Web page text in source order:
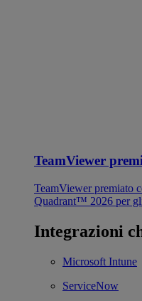
TeamViewer
TeamViewer premiato
Quadrant™ 2026 per
Integrazioni
Microsoft Intune
ServiceNow